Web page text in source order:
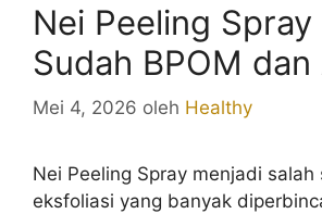
Nei Peeling Spray
Sudah BPOM dan
Mei 4, 2026 oleh Healthy
Nei Peeling Spray menjadi
eksfoliasi yang banyak